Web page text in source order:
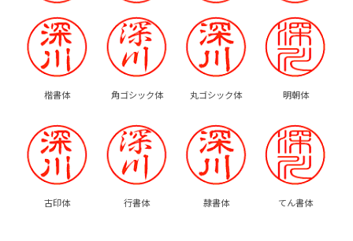
楷書体 角ゴシック体 丸ゴシック体 明朝体
古印体 行書体 隷書体 てん書体